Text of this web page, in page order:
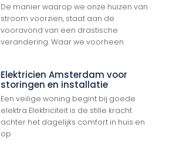
De manier waarop we onze huizen van
stroom voorzien, staat aan de
vooravond van een drastische
verandering. Waar we voorheen
Elektricien Amsterdam voor
storingen en installatie
Een veilige woning begint bij goede
elektra Elektriciteit is de stille kracht
achter het dagelijks comfort in huis en
op